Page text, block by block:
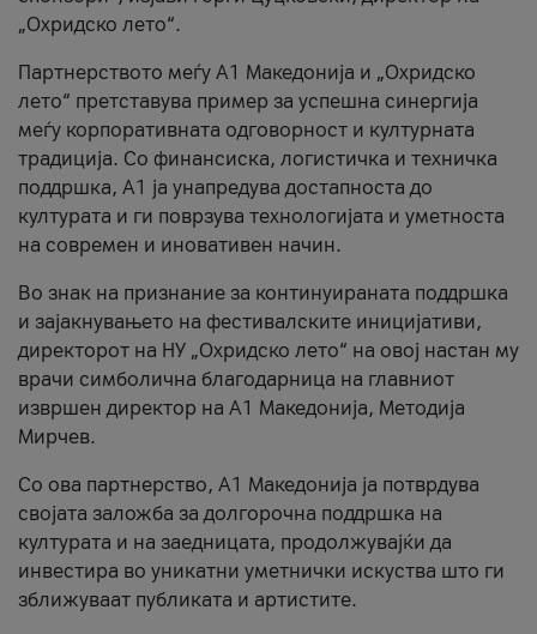
„Охридско лето“.
Партнерството меѓу A1 Македонија и „Охридско
лето“ претставува пример за успешна синергија
меѓу корпоративната одговорност и културната
традиција. Со финансиска, логистичка и техничка
поддршка, A1 ја унапредува достапноста до
културата и ги поврзува технологијата и уметноста
на современ и иновативен начин.
Во знак на признание за континуираната поддршка
и зајакнувањето на фестивалските иницијативи,
директорот на НУ „Охридско лето“ на овој настан му
врачи симболична благодарница на главниот
извршен директор на A1 Македонија, Методија
Мирчев.
Со ова партнерство, A1 Македонија ја потврдува
својата заложба за долгорочна поддршка на
културата и на заедницата, продолжувајќи да
инвестира во уникатни уметнички искуства што ги
зближуваат публиката и артистите.